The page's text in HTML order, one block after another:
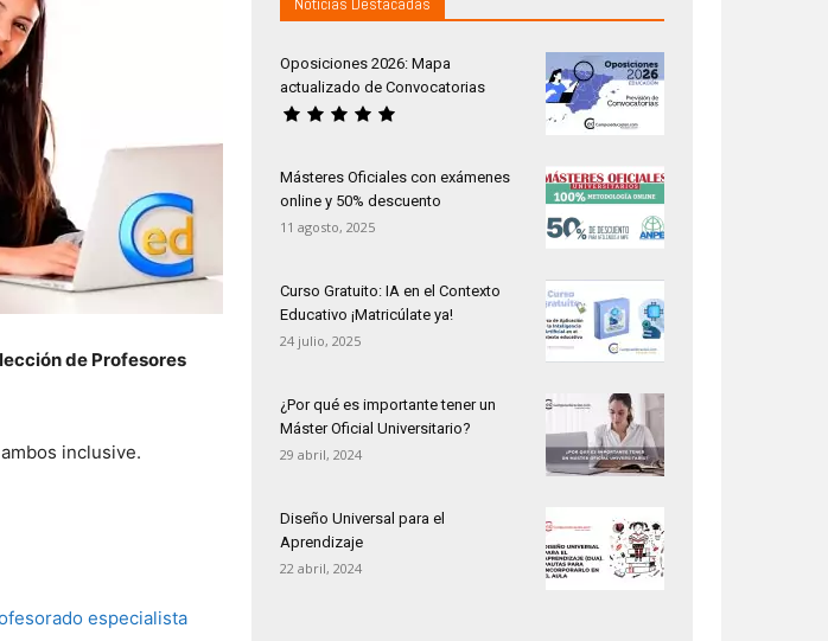
de Profesores
inclusive.
especialista
Oposiciones 2026: Mapa
actualizado de Convocatorias
Másteres Oficiales con exámenes
online y 50% descuento
11 agosto, 2025
Curso Gratuito: IA en el Contexto
Educativo ¡Matricúlate ya!
24 julio, 2025
¿Por qué es importante tener un
Máster Oficial Universitario?
29 abril, 2024
Diseño Universal para el
Aprendizaje
22 abril, 2024